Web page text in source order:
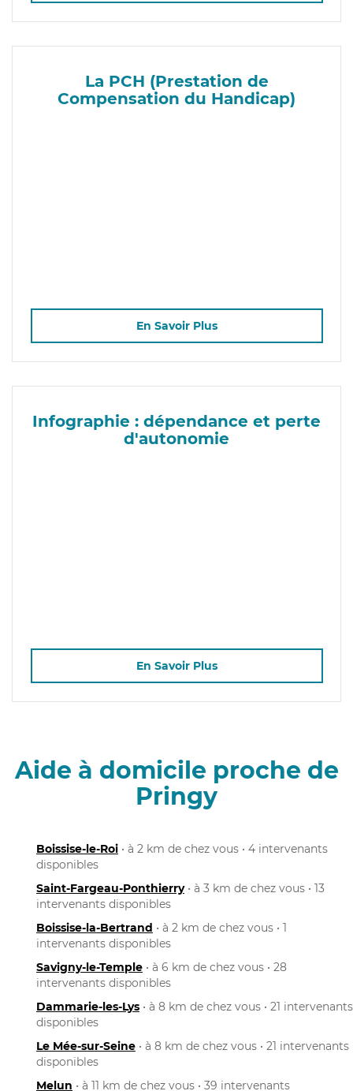
La PCH (Prestation de
Compensation du Handicap)
En Savoir Plus
Infographie : dépendance et perte
d'autonomie
En Savoir Plus
Aide à domicile proche de
Pringy
Boissise-le-Roi • à 2 km de chez vous • 4 intervenants
disponibles
Saint-Fargeau-Ponthierry• à 3 km de chez vous • 13
intervenants disponibles
Boissise-la-Bertrand • à 2 km de chez vous • 1
intervenants disponibles
Savigny-le-Temple • à 6 km de chez vous • 28
intervenants disponibles
Dammarie-les-Lys • à 8 km de chez vous • 21 intervenants
disponibles
Le Mée-sur-Seine • à 8 km de chez vous • 21 intervenants
disponibles
Melun • à 11 km de chez vous • 39 intervenants